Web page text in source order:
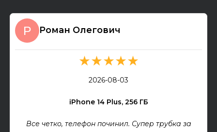
Роман Олегович
★★★★★
2026-08-03
iPhone 14 Plus, 256 ГБ
Все четко, телефон починил. Супер трубка за